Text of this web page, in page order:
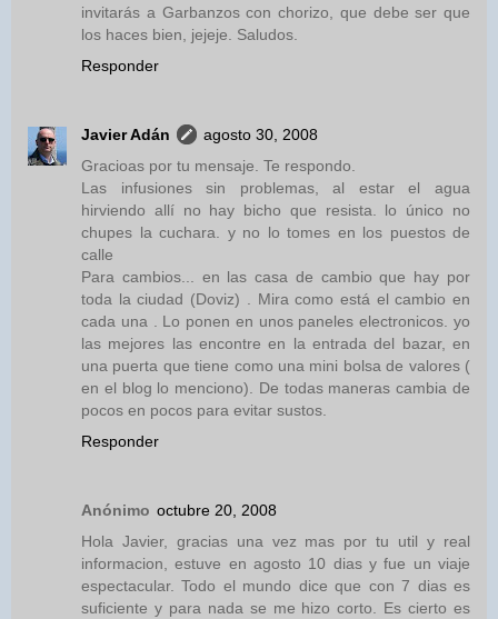
invitarás a Garbanzos con chorizo, que debe ser que
los haces bien, jejeje. Saludos.
Responder
Javier Adán
agosto 30, 2008
Gracioas por tu mensaje. Te respondo.
Las infusiones sin problemas, al estar el agua
hirviendo allí no hay bicho que resista. lo único no
chupes la cuchara. y no lo tomes en los puestos de
calle
Para cambios... en las casa de cambio que hay por
toda la ciudad (Doviz) . Mira como está el cambio en
cada una . Lo ponen en unos paneles electronicos. yo
las mejores las encontre en la entrada del bazar, en
una puerta que tiene como una mini bolsa de valores (
en el blog lo menciono). De todas maneras cambia de
pocos en pocos para evitar sustos.
Responder
Anónimo octubre 20, 2008
Hola Javier, gracias una vez mas por tu util y real
informacion, estuve en agosto 10 dias y fue un viaje
espectacular. Todo el mundo dice que con 7 dias es
suficiente y para nada se me hizo corto. Es cierto es